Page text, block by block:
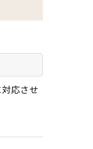
応させ